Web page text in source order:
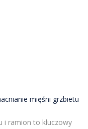
mięśni grzbietu
i ramion to kluczowy